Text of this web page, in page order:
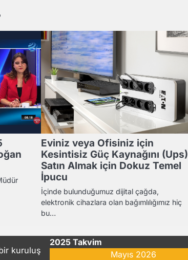
Eviniz veya Ofisiniz için
Kesintisiz Güç Kaynağını (Ups)
Satın Almak için Dokuz Temel
İpucu
İçinde bulunduğumuz dijital çağda,
elektronik cihazlara olan bağımlılığımız hiç
bu…
kuruluş
2025 Takvim
Mayıs 2026